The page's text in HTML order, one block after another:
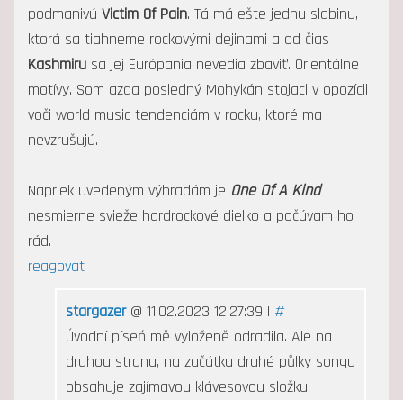
podmanivú Victim Of Pain. Tá má ešte jednu slabinu,
ktorá sa tiahneme rockovými dejinami a od čias
Kashmirusa jej Európania nevedia zbaviť. Orientálne
motívy. Som azda posledný Mohykán stojaci v opozícii
voči world music tendenciám v rocku, ktoré ma
nevzrušujú.
Napriek uvedeným výhradám je One Of A Kind
nesmierne svieže hardrockové dielko a počúvam ho
rád.
reagovat
stargazer@ 11.02.2023 12:27:39 | #
Úvodní píseń mě vyloženě odradila. Ale na
druhou stranu, na začátku druhé půlky songu
obsahuje zajímavou klávesovou složku.